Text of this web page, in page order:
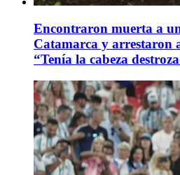
Encontraron muerta a
Catamarca y arrestaron